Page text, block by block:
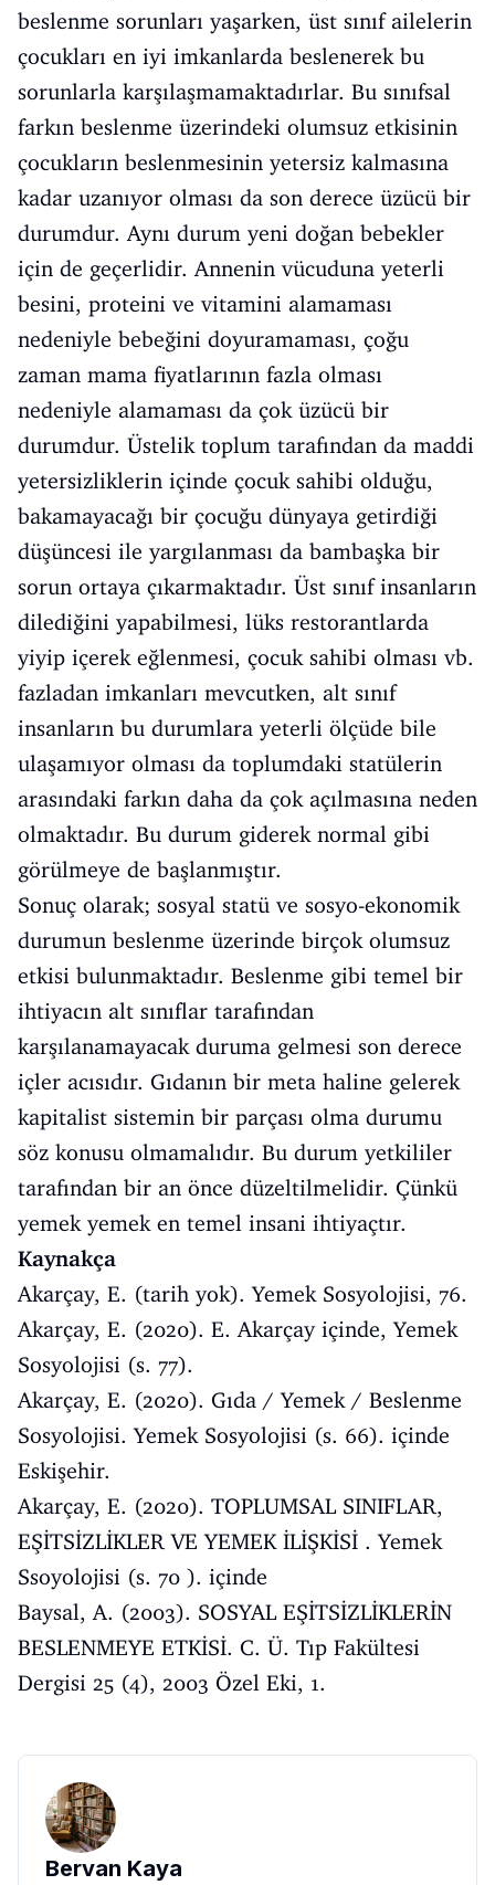
beslenme sorunları yaşarken, üst sınıf ailelerin
çocukları en iyi imkanlarda beslenerek bu
sorunlarla karşılaşmamaktadırlar. Bu sınıfsal
farkın beslenme üzerindeki olumsuz etkisinin
çocukların beslenmesinin yetersiz kalmasına
kadar uzanıyor olması da son derece üzücü bir
durumdur. Aynı durum yeni doğan bebekler
için de geçerlidir. Annenin vücuduna yeterli
besini, proteini ve vitamini alamaması
nedeniyle bebeğini doyuramaması, çoğu
zaman mama fiyatlarının fazla olması
nedeniyle alamaması da çok üzücü bir
durumdur. Üstelik toplum tarafından da maddi
yetersizliklerin içinde çocuk sahibi olduğu,
bakamayacağı bir çocuğu dünyaya getirdiği
düşüncesi ile yargılanması da bambaşka bir
sorun ortaya çıkarmaktadır. Üst sınıf insanların
dilediğini yapabilmesi, lüks restorantlarda
yiyip içerek eğlenmesi, çocuk sahibi olması vb.
fazladan imkanları mevcutken, alt sınıf
insanların bu durumlara yeterli ölçüde bile
ulaşamıyor olması da toplumdaki statülerin
arasındaki farkın daha da çok açılmasına neden
olmaktadır. Bu durum giderek normal gibi
görülmeye de başlanmıştır.
Sonuç olarak; sosyal statü ve sosyo-ekonomik
durumun beslenme üzerinde birçok olumsuz
etkisi bulunmaktadır. Beslenme gibi temel bir
ihtiyacın alt sınıflar tarafından
karşılanamayacak duruma gelmesi son derece
içler acısıdır. Gıdanın bir meta haline gelerek
kapitalist sistemin bir parçası olma durumu
söz konusu olmamalıdır. Bu durum yetkililer
tarafından bir an önce düzeltilmelidir. Çünkü
yemek yemek en temel insani ihtiyaçtır.
Kaynakça
Akarçay, E. (tarih yok). Yemek Sosyolojisi, 76.
Akarçay, E. (2020). E. Akarçay içinde, Yemek
Sosyolojisi (s. 77).
Akarçay, E. (2020). Gıda / Yemek / Beslenme
Sosyolojisi. Yemek Sosyolojisi (s. 66). içinde
Eskişehir.
Akarçay, E. (2020). TOPLUMSAL SINIFLAR,
EŞİTSİZLİKLER VE YEMEK İLİŞKİSİ . Yemek
Ssoyolojisi (s. 70 ). içinde
Baysal, A. (2003). SOSYAL EŞİTSİZLİKLERİN
BESLENMEYE ETKİSİ. C. Ü. Tıp Fakültesi
Dergisi 25 (4), 2003 Özel Eki, 1.
Bervan Kaya